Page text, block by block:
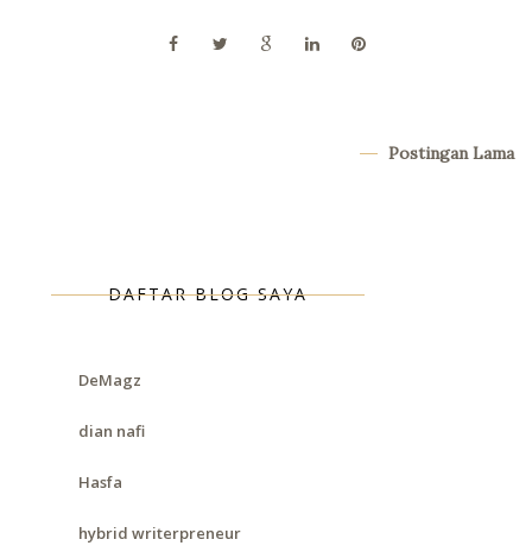
Postingan Lama
DAFTAR BLOG SAYA
DeMagz
dian nafi
Hasfa
hybrid writerpreneur